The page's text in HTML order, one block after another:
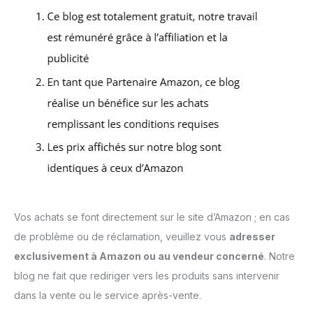
Vos achats se font directement sur le site d’Amazon ; en cas
de problème ou de réclamation, veuillez vous adresser
exclusivement à Amazon ou au vendeur concerné. Notre
blog ne fait que rediriger vers les produits sans intervenir
dans la vente ou le service après-vente.